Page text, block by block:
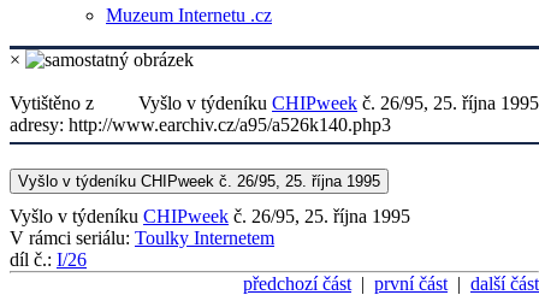
Muzeum Internetu .cz
×
Vyšlo v týdeníku CHIPweek č. 26/95, 25. října 1995
Vytištěno z
adresy: http://www.earchiv.cz/a95/a526k140.php3
Vyšlo v týdeníku CHIPweek č. 26/95, 25. října 1995
Vyšlo v týdeníku CHIPweek č. 26/95, 25. října 1995
V rámci seriálu: Toulky Internetem
díl č.: I/26
předchozí část | první část | další část